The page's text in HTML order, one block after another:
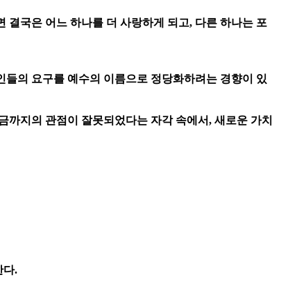
결국은 어느 하나를 더 사랑하게 되고, 다른 하나는 포
의 요구를 예수의 이름으로 정당화하려는 경향이 있
지의 관점이 잘못되었다는 자각 속에서, 새로운 가치
다.